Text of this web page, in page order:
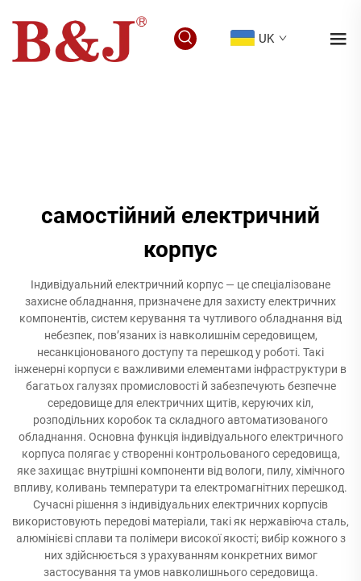
UK
самостійний електричний
корпус
Індивідуальний електричний корпус — це спеціалізоване
захисне обладнання, призначене для захисту електричних
компонентів, систем керування та чутливого обладнання від
небезпек, пов’язаних із навколишнім середовищем,
несанкціонованого доступу та перешкод у роботі. Такі
інженерні корпуси є важливими елементами інфраструктури в
багатьох галузях промисловості й забезпечують безпечне
середовище для електричних щитів, керуючих кіл,
розподільних коробок та складного автоматизованого
обладнання. Основна функція індивідуального електричного
корпуса полягає у створенні контрольованого середовища,
яке захищає внутрішні компоненти від вологи, пилу, хімічного
впливу, коливань температури та електромагнітних перешкод.
Сучасні рішення з індивідуальних електричних корпусів
використовують передові матеріали, такі як нержавіюча сталь,
алюмінієві сплави та полімери високої якості; вибір кожного з
них здійснюється з урахуванням конкретних вимог
застосування та умов навколишнього середовища.